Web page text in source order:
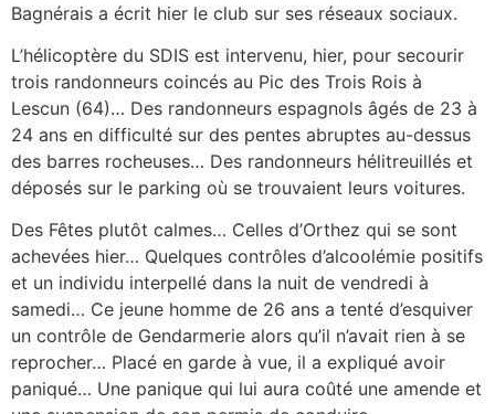
Bagnérais a écrit hier le club sur ses réseaux sociaux.
L’hélicoptère du SDIS est intervenu, hier, pour secourir
trois randonneurs coincés au Pic des Trois Rois à
Lescun (64)… Des randonneurs espagnols âgés de 23 à
24 ans en difficulté sur des pentes abruptes au-dessus
des barres rocheuses… Des randonneurs hélitreuillés et
déposés sur le parking où se trouvaient leurs voitures.
Des Fêtes plutôt calmes… Celles d’Orthez qui se sont
achevées hier… Quelques contrôles d’alcoolémie positifs
et un individu interpellé dans la nuit de vendredi à
samedi… Ce jeune homme de 26 ans a tenté d’esquiver
un contrôle de Gendarmerie alors qu’il n’avait rien à se
reprocher… Placé en garde à vue, il a expliqué avoir
paniqué… Une panique qui lui aura coûté une amende et